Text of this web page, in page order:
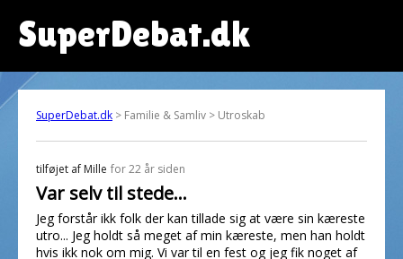
SuperDebat.dk
SuperDebat.dk > Familie & Samliv > Utroskab
tilføjet af Mille for 22 år siden
Var selv til stede...
Jeg forstår ikk folk der kan tillade sig at være sin kæreste
utro... Jeg holdt så meget af min kæreste, men han holdt
hvis ikk nok om mig. Vi var til en fest og jeg fik noget af